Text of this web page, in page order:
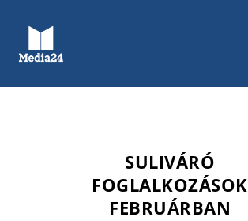
SULIVÁRÓ
FOGLALKOZÁSOK
FEBRUÁRBAN